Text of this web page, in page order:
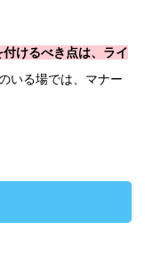
けるべき点は、ライ
いる場では、マナー